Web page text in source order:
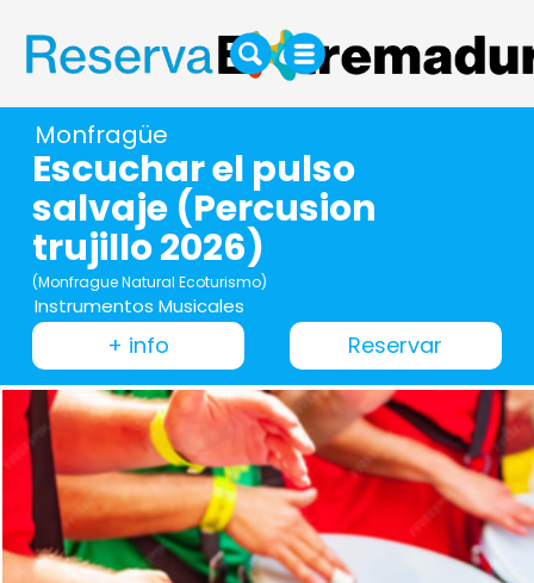
Monfragüe
Escuchar el pulso
salvaje (Percusion
trujillo 2026)
(Monfrague Natural Ecoturismo)
Instrumentos Musicales
+ info Reservar